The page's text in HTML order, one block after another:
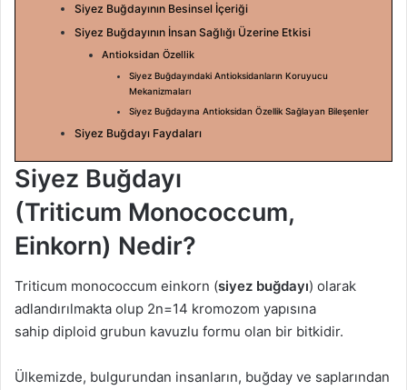
Siyez Buğdayının Besinsel İçeriği
Siyez Buğdayının İnsan Sağlığı Üzerine Etkisi
Antioksidan Özellik
​Siyez Buğdayındaki Antioksidanların Koruyucu
Mekanizmaları
Siyez Buğdayına Antioksidan Özellik Sağlayan Bileşenler​
Siyez Buğdayı Faydaları
Siyez Buğdayı
(Triticum Monococcum,
Einkorn) ​ Nedir?
Triticum monococcum einkorn (siyez buğdayı) olarak
adlandırılmakta olup 2n=14 kromozom yapısına
sahip diploid grubun kavuzlu formu olan bir bitkidir.
Ülkemizde, bulgurundan insanların, buğday ve saplarından